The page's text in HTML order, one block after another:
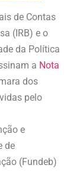
de Contas
(IRB) e o
da Política
a Nota
dos
pelo
e
de
(Fundeb)